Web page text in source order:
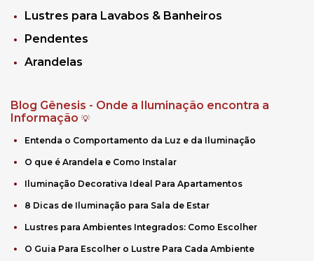
Lustres para Lavabos & Banheiros
Pendentes
Arandelas
Blog Gênesis - Onde a Iluminação encontra a
Informação 💡
Entenda o Comportamento da Luz e da Iluminação
O que é Arandela e Como Instalar
Iluminação Decorativa Ideal Para Apartamentos
8 Dicas de Iluminação para Sala de Estar
Lustres para Ambientes Integrados: Como Escolher
O Guia Para Escolher o Lustre Para Cada Ambiente